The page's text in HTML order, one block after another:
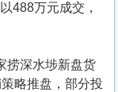
488万元成交，
捞深水埗新盘货
略推盘，部分投